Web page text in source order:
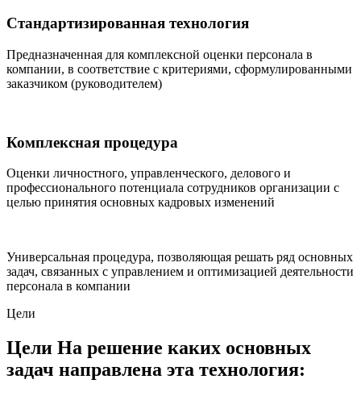
Стандартизированная технология
Предназначенная для комплексной оценки персонала в
компании, в соответствие с критериями, сформулированными
заказчиком (руководителем)
Комплексная процедура
Оценки личностного, управленческого, делового и
профессионального потенциала сотрудников организации с
целью принятия основных кадровых изменений
Универсальная процедура, позволяющая решать ряд основных
задач, связанных с управлением и оптимизацией деятельности
персонала в компании
Цели
Цели На решение каких основных
задач направлена эта технология: